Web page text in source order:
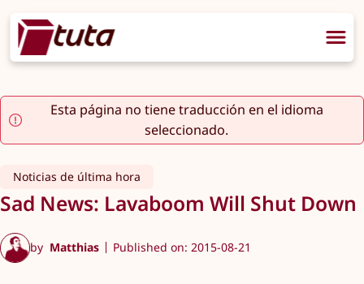
Esta página no tiene traducción en el idioma
seleccionado.
Noticias de última hora
Sad News: Lavaboom Will Shut Down
by Matthias Published on: 2015-08-21